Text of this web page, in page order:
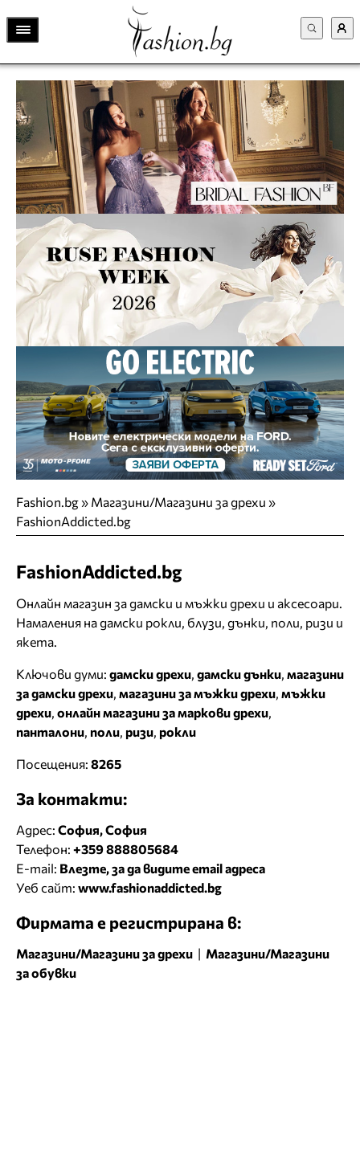
Fashion.bg» Магазини/Магазини за дрехи »
FashionAddicted.bg
FashionAddicted.bg
Онлайн магазин за дамски и мъжки дрехи и аксесоари.
Намаления на дамски рокли, блузи, дънки, поли, ризи и
якета.
Ключови думи: дамски дрехи дамски дънки магазини
за дамски дрехи магазини за мъжки дрехи мъжки
дрехи онлайн магазини за маркови дрехи
панталони поли ризи рокли
Посещения: 8265
За контакти:
Адрес: София, София
Телефон: +359 888805684
E-mail: Влезте, за да видите email адреса
Уеб сайт: www.fashionaddicted.bg
Фирмата е регистрирана в:
Магазини/Магазини за дрехи | Магазини/Магазини
за обувки